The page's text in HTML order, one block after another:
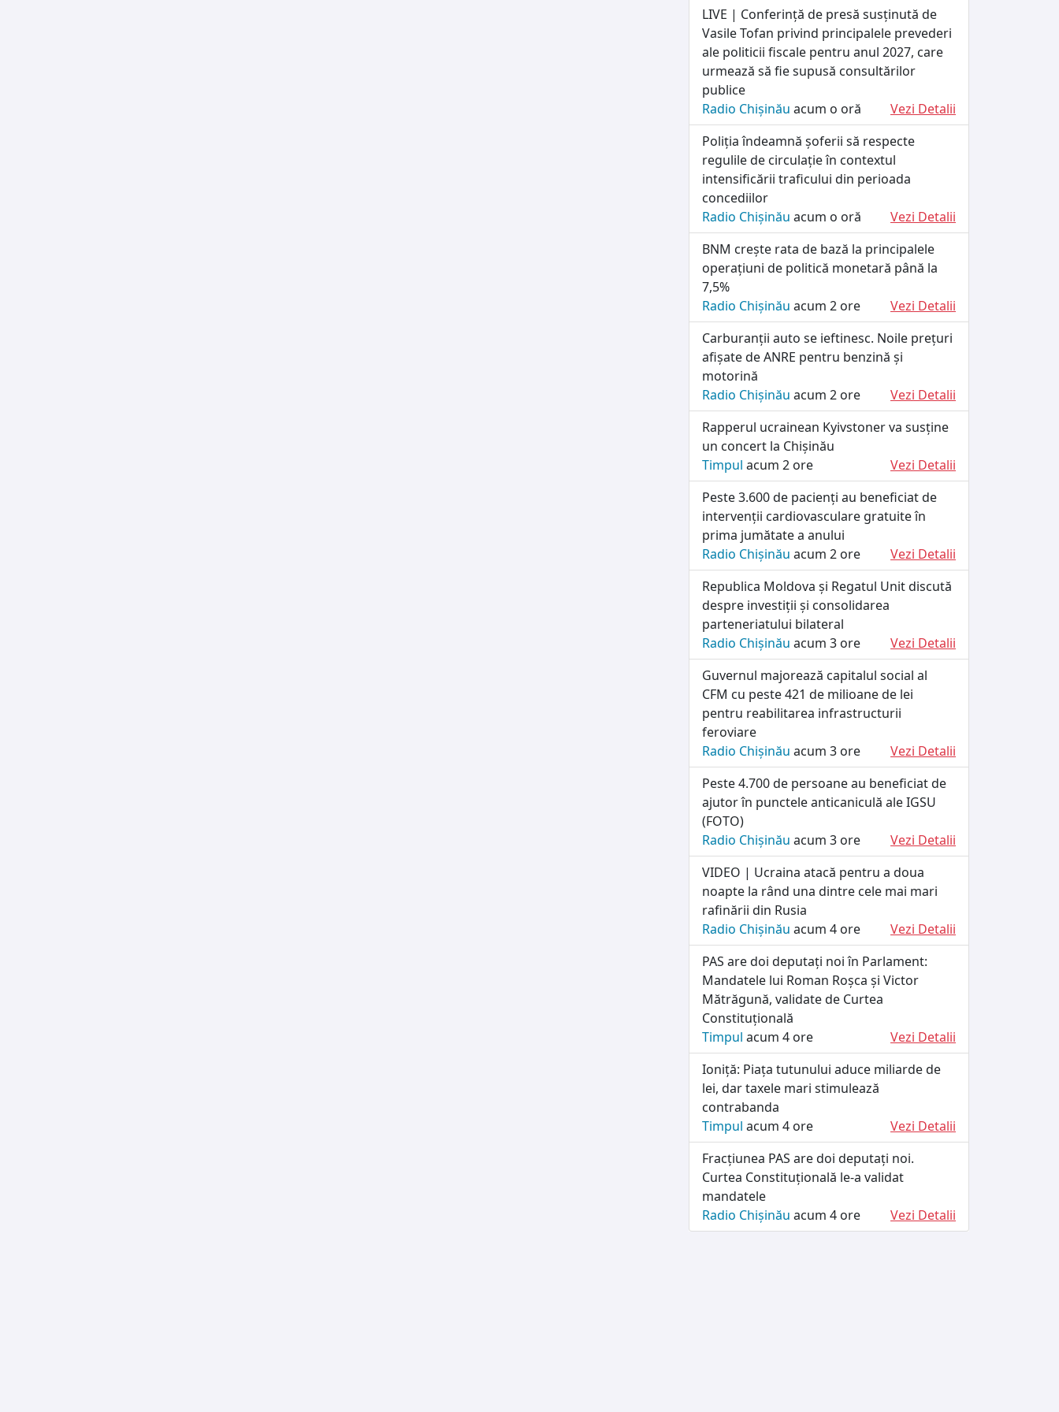
LIVE | Conferință de presă susținută de
Vasile Tofan privind principalele prevederi
ale politicii fiscale pentru anul 2027, care
urmează să fie supusă consultărilor
publice
Radio Chișinău acum o oră
Vezi Detalii
Poliția îndeamnă șoferii să respecte
regulile de circulație în contextul
intensificării traficului din perioada
concediilor
Radio Chișinău acum o oră
Vezi Detalii
BNM crește rata de bază la principalele
operațiuni de politică monetară până la
7,5%
Radio Chișinău acum 2 ore
Vezi Detalii
Carburanții auto se ieftinesc. Noile prețuri
afișate de ANRE pentru benzină și
motorină
Radio Chișinău acum 2 ore
Vezi Detalii
Rapperul ucrainean Kyivstoner va susține
un concert la Chișinău
Timpul acum 2 ore
Vezi Detalii
Peste 3.600 de pacienți au beneficiat de
intervenții cardiovasculare gratuite în
prima jumătate a anului
Radio Chișinău acum 2 ore
Vezi Detalii
Republica Moldova și Regatul Unit discută
despre investiții și consolidarea
parteneriatului bilateral
Radio Chișinău acum 3 ore
Vezi Detalii
Guvernul majorează capitalul social al
CFM cu peste 421 de milioane de lei
pentru reabilitarea infrastructurii
feroviare
Radio Chișinău acum 3 ore
Vezi Detalii
Peste 4.700 de persoane au beneficiat de
ajutor în punctele anticaniculă ale IGSU
(FOTO)
Radio Chișinău acum 3 ore
Vezi Detalii
VIDEO | Ucraina atacă pentru a doua
noapte la rând una dintre cele mai mari
rafinării din Rusia
Radio Chișinău acum 4 ore
Vezi Detalii
PAS are doi deputați noi în Parlament:
Mandatele lui Roman Roșca și Victor
Mătrăgună, validate de Curtea
Constituțională
Timpul acum 4 ore
Vezi Detalii
Ioniță: Piața tutunului aduce miliarde de
lei, dar taxele mari stimulează
contrabanda
Timpul acum 4 ore
Vezi Detalii
Fracțiunea PAS are doi deputați noi.
Curtea Constituțională le-a validat
mandatele
Radio Chișinău acum 4 ore Vezi Detalii